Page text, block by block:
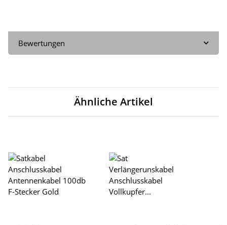
Bewertungen
Ähnliche Artikel